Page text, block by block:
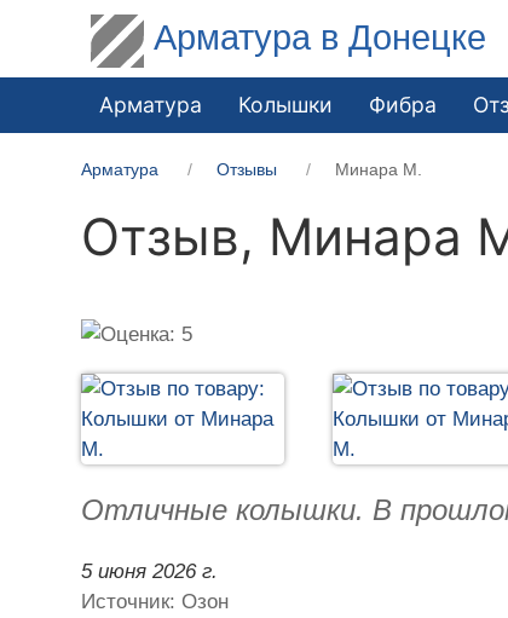
Арматура в Донецке
Арматура Колышки Фибра
Арматура Отзывы Минара М.
Отзыв, Минара
Отличные колышки. В
5 июня 2026 г.
Источник: Озон